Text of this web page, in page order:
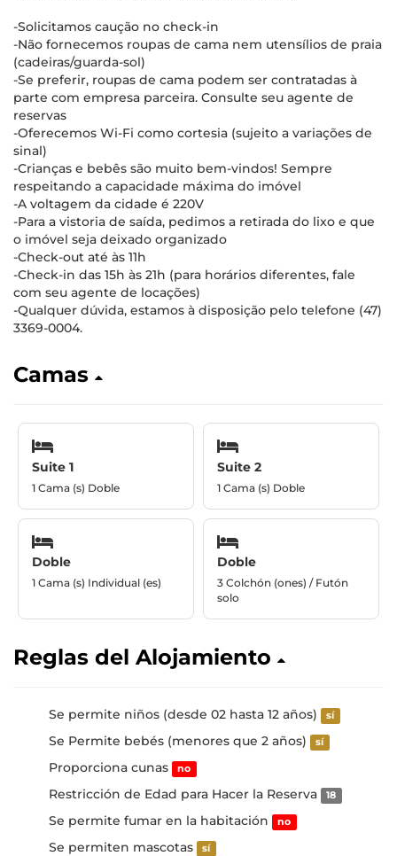
-Solicitamos caução no check-in
-Não fornecemos roupas de cama nem utensílios de praia
(cadeiras/guarda-sol)
-Se preferir, roupas de cama podem ser contratadas à
parte com empresa parceira. Consulte seu agente de
reservas
-Oferecemos Wi-Fi como cortesia (sujeito a variações de
sinal)
-Crianças e bebês são muito bem-vindos! Sempre
respeitando a capacidade máxima do imóvel
-A voltagem da cidade é 220V
-Para a vistoria de saída, pedimos a retirada do lixo e que
o imóvel seja deixado organizado
-Check-out até às 11h
-Check-in das 15h às 21h (para horários diferentes, fale
com seu agente de locações)
-Qualquer dúvida, estamos à disposição pelo telefone (47)
3369-0004.
Camas
Suite 1
1 Cama (s) Doble
Suite 2
1 Cama (s) Doble
Doble
1 Cama (s) Individual (es)
Doble
3 Colchón (ones) / Futón
solo
Reglas del Alojamiento
Se permite niños (desde 02 hasta 12 años) sí
Se Permite bebés (menores que 2 años) sí
Proporciona cunas no
Restricción de Edad para Hacer la Reserva 18
Se permite fumar en la habitación no
Se permiten mascotas sí